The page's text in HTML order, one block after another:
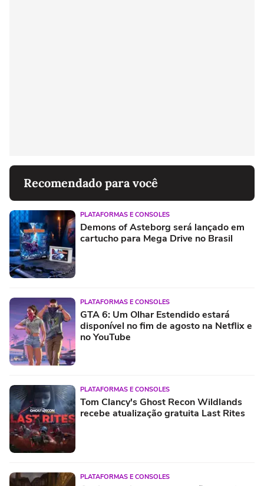
Recomendado para você
PLATAFORMAS E CONSOLES
Demons of Asteborg será lançado em
cartucho para Mega Drive no Brasil
PLATAFORMAS E CONSOLES
GTA 6: Um Olhar Estendido estará
disponível no fim de agosto na Netflix e
no YouTube
PLATAFORMAS E CONSOLES
Tom Clancy's Ghost Recon Wildlands
recebe atualização gratuita Last Rites
PLATAFORMAS E CONSOLES